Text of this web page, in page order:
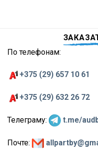
По телефонам:
+375 (29) 657 10 61
+375 (29) 632 26 72
Телеграму: t.me/
Почте: